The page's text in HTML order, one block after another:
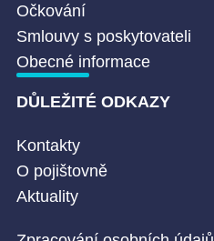
Očkování
Smlouvy s poskytovateli
Obecné informace
DŮLEŽITÉ ODKAZY
Kontakty
O pojištovně
Aktuality